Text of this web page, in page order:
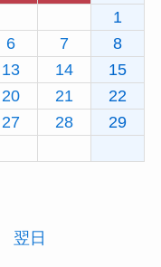
1
6 7
8
13 14
15
20 21
22
27 28
29
翌日